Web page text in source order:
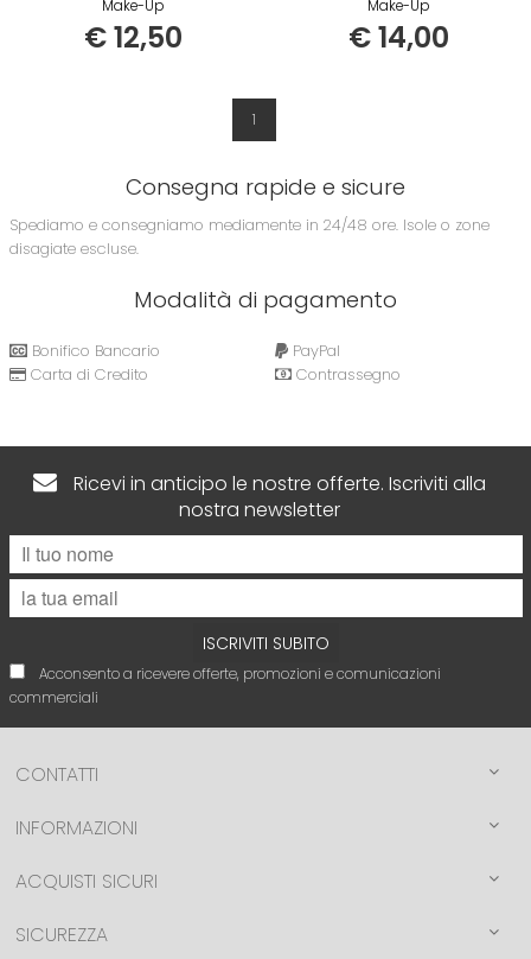
Make-Up
€ 12,50
Make-Up
€ 14,00
1
Consegna rapide e sicure
Spediamo e consegniamo mediamente in 24/48 ore. Isole o zone
disagiate escluse.
Modalità di pagamento
Bonifico Bancario
Carta di Credito
PayPal
Contrassegno
Ricevi in anticipo le nostre offerte. Iscriviti alla
nostra newsletter
ISCRIVITI SUBITO
Acconsento a ricevere offerte, promozioni e comunicazioni
commerciali
CONTATTI
INFORMAZIONI
ACQUISTI SICURI
SICUREZZA